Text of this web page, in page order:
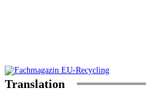
Translation